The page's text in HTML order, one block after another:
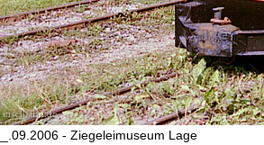
__.09.2006 - Ziegeleimuseum Lage